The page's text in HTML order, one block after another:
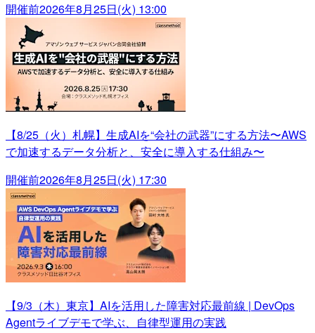
開催前2026年8月25日(火) 13:00
【8/25（火）札幌】生成AIを“会社の武器”にする方法〜AWS
で加速するデータ分析と、安全に導入する仕組み〜
開催前2026年8月25日(火) 17:30
【9/3（木）東京】AIを活用した障害対応最前線 | DevOps
Agentライブデモで学ぶ、自律型運用の実践